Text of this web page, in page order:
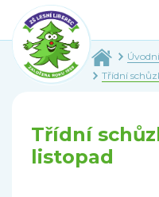
Třídní
Třídní
listopad